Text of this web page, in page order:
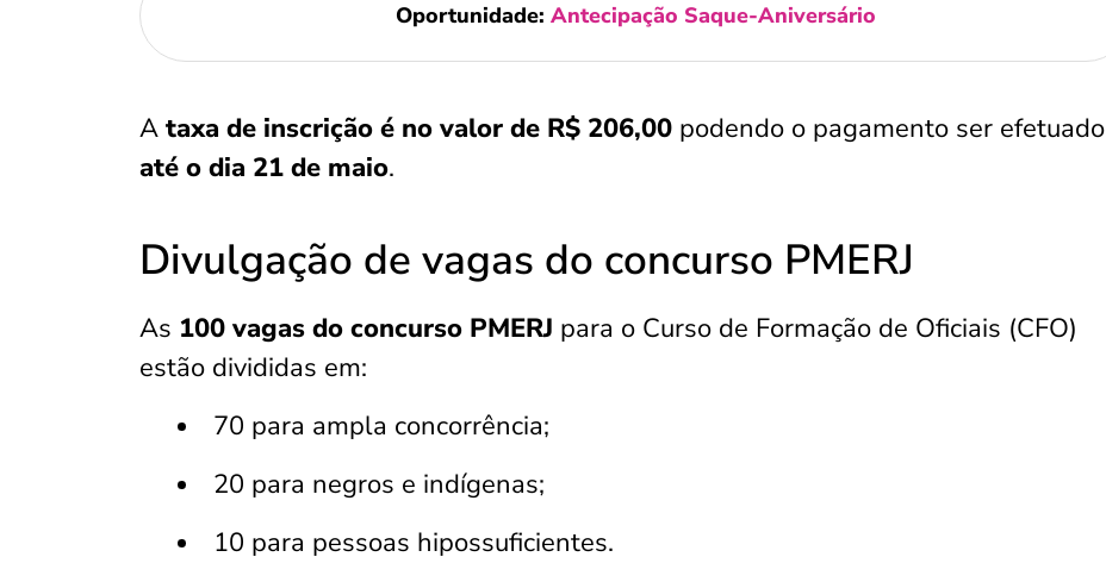
Oportunidade: Antecipação Saque-Aniversário
A taxa de inscrição é no valor de R$ 206,00 podendo o pagamento ser efetuado
até o dia 21 de maio.
Divulgação de vagas do concurso PMERJ
As 100 vagas do concurso PMERJ para o Curso de Formação de Oficiais (CFO)
estão divididas em:
70 para ampla concorrência;
20 para negros e indígenas;
10 para pessoas hipossuficientes.